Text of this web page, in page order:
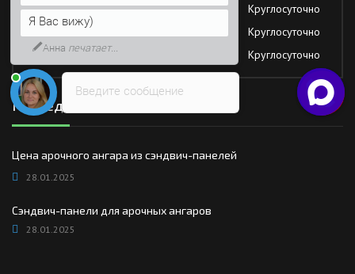
Пятница
Круглосуточно
Круглосуточно
Воскресение
Круглосуточно
Последние новости
Цена арочного ангара из сэндвич-панелей
28.01.2025
Сэндвич-панели для арочных ангаров
28.01.2025
Введите сообщение
Я Вас вижу)
Анна печатает...